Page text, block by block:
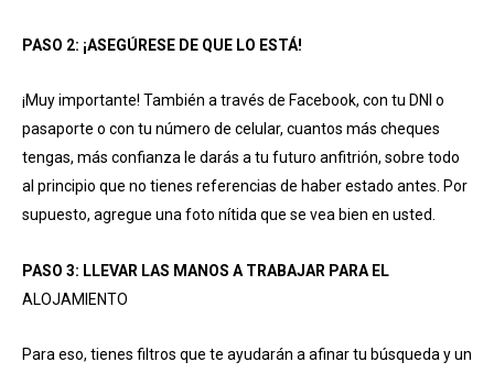
PASO 2: ¡ASEGÚRESE DE QUE LO ESTÁ!
¡Muy importante! También a través de Facebook, con tu DNI o
pasaporte o con tu número de celular, cuantos más cheques
tengas, más confianza le darás a tu futuro anfitrión, sobre todo
al principio que no tienes referencias de haber estado antes. Por
supuesto, agregue una foto nítida que se vea bien en usted.
PASO 3: LLEVAR LAS MANOS A TRABAJAR PARA EL
ALOJAMIENTO
Para eso, tienes filtros que te ayudarán a afinar tu búsqueda y un